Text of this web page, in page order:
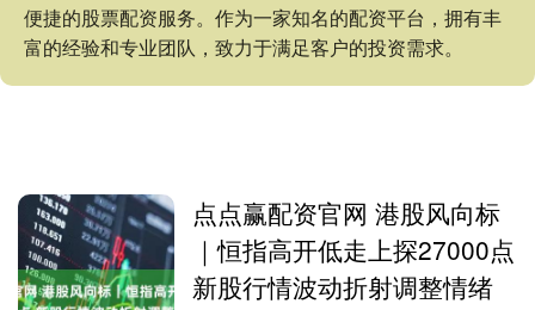
便捷的股票配资服务。作为一家知名的配资平台，拥有丰
富的经验和专业团队，致力于满足客户的投资需求。
点点赢配资官网 港股风向标
｜恒指高开低走上探27000点
新股行情波动折射调整情绪